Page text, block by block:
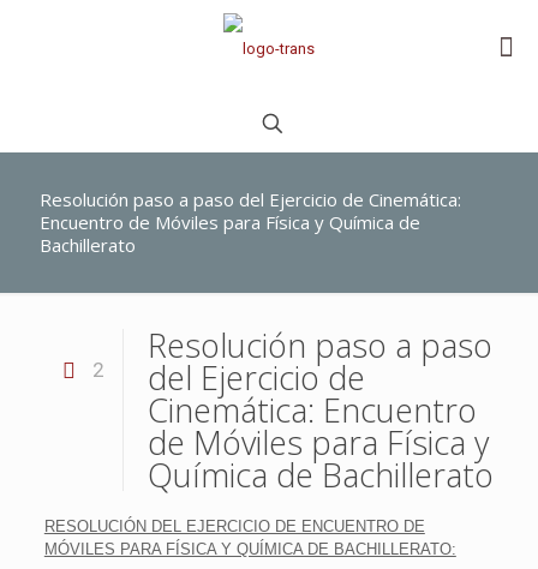
Resolución paso a paso del Ejercicio de Cinemática:
Encuentro de Móviles para Física y Química de
Bachillerato
2
Resolución paso a paso
del Ejercicio de
Cinemática: Encuentro
de Móviles para Física y
Química de Bachillerato
RESOLUCIÓN DEL EJERCICIO DE ENCUENTRO DE
MÓVILES PARA FÍSICA Y QUÍMICA DE BACHILLERATO: